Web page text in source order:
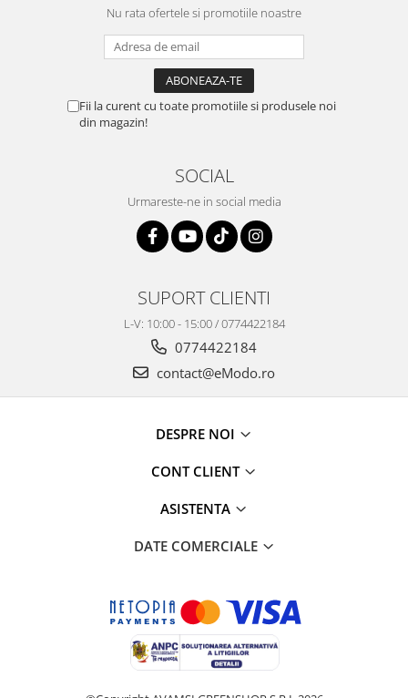
Nu rata ofertele si promotiile noastre
Fii la curent cu toate promotiile si produsele noi
din magazin!
SOCIAL
Urmareste-ne in social media
SUPORT CLIENTI
L-V: 10:00 - 15:00 / 0774422184
0774422184
contact@eModo.ro
DESPRE NOI
CONT CLIENT
ASISTENTA
DATE COMERCIALE